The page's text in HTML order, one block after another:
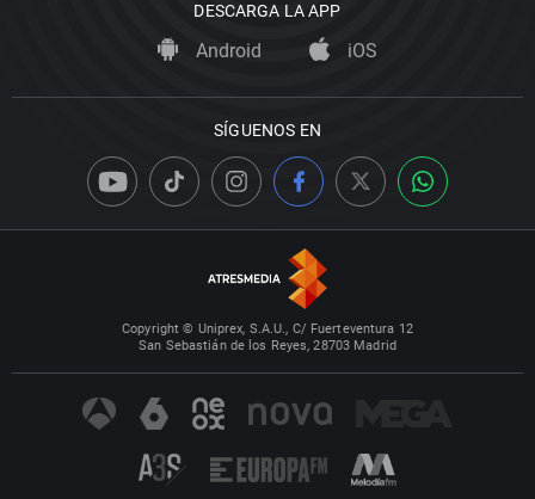
DESCARGA LA APP
Android iOS
SÍGUENOS EN
Copyright © Uniprex, S.A.U., C/ Fuerteventura 12
San Sebastián de los Reyes, 28703 Madrid